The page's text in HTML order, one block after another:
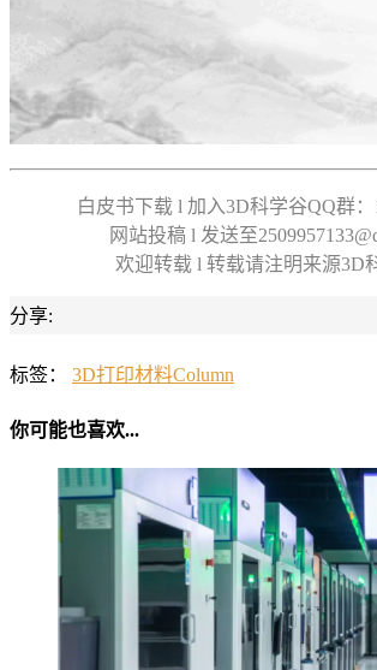
白皮书下载 l 加入3D科学谷QQ群：
网站投稿 l 发送至
欢迎转载 l 转载请注明来源3D
分享:
标签： 3D打印材料Column
你可能也喜欢...